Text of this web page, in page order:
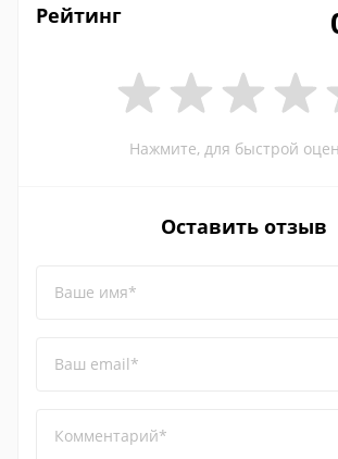
Рейтинг
Нажмите, для быстрой
Оставить отзыв
Ваше имя*
Ваш email*
Комментарий*